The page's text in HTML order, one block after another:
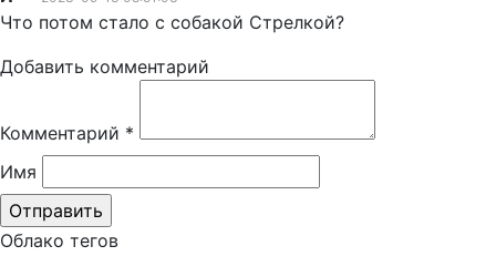
Что потом стало с собакой Стрелкой?
Добавить комментарий
Комментарий *
Имя
Облако тегов